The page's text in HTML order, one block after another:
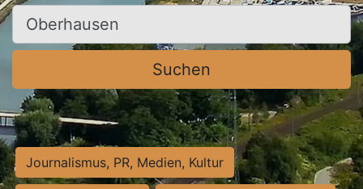
Ort, Stadt
Suchen
Journalismus, PR, Medien, Kultur